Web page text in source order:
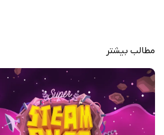
مطالب بیشتر